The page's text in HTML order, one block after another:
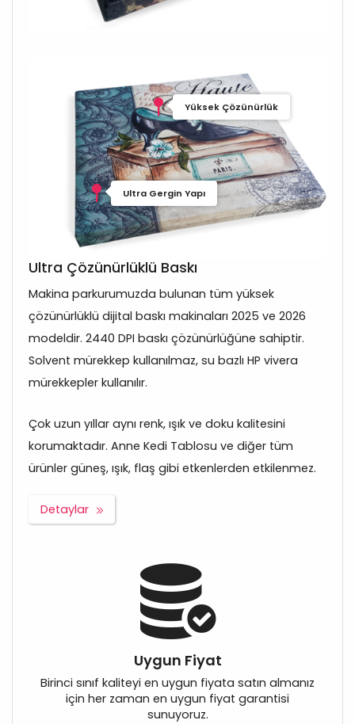
Yüksek Çözünürlük
Ultra Gergin Yapı
Ultra Çözünürlüklü Baskı
Makina parkurumuzda bulunan tüm yüksek
çözünürlüklü dijital baskı makinaları 2025 ve 2026
modeldir. 2440 DPI baskı çözünürlüğüne sahiptir.
Solvent mürekkep kullanılmaz, su bazlı HP vivera
mürekkepler kullanılır.
Çok uzun yıllar aynı renk, ışık ve doku kalitesini
korumaktadır. Anne Kedi Tablosu ve diğer tüm
ürünler güneş, ışık, flaş gibi etkenlerden etkilenmez.
Detaylar
Uygun Fiyat
Birinci sınıf kaliteyi en uygun fiyata satın almanız
için her zaman en uygun fiyat garantisi
sunuyoruz.